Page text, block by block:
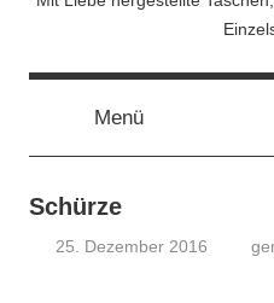
Menü
Schürze
25. Dezember 2016